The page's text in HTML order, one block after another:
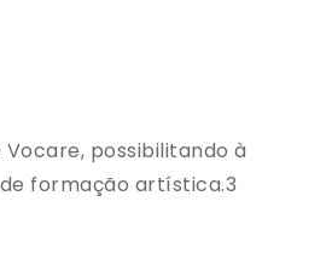
possibilitando à
formação artística.3